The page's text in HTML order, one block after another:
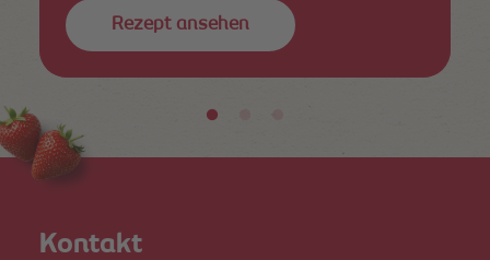
Rezept ansehen
Kontakt